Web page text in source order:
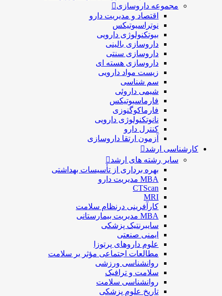
مجموعه داروسازی
اقتصاد و مديريت دارو
نوتراسیوتیکس
بيوتكنولوژی دارویی
داروسازی بالينی
داروسازی سنتی
داروسازی هسته ای
زیست مواد دارویی
سم شناسی
شيمی داروئی
فارماسيوتيكس
فارماكوگنوزی
نانوتکنولوژی دارویی
كنترل دارو
آزمون ارتقا داروسازی
کارشناسی ارشد
سایر رشته های ارشد
بهره برداری از تأسیسات بهداشتی
MBA مدیریت دارو
CTScan
MRI
کارآفرینی درنظام سلامت
MBA مدیریت بیمارستانی
سایبرنتیک پزشکی
ایمنی صنعتی
علوم داروهای پرتوزا
مطالعات اجتماعی مؤثر بر سلامت
روانشناسی ورزشی
سلامت و ترافیک
روانشناسی سلامت
تاریخ علوم پزشکی